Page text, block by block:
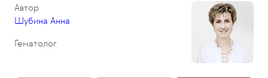
Автор
Шубина Анна
Гематолог